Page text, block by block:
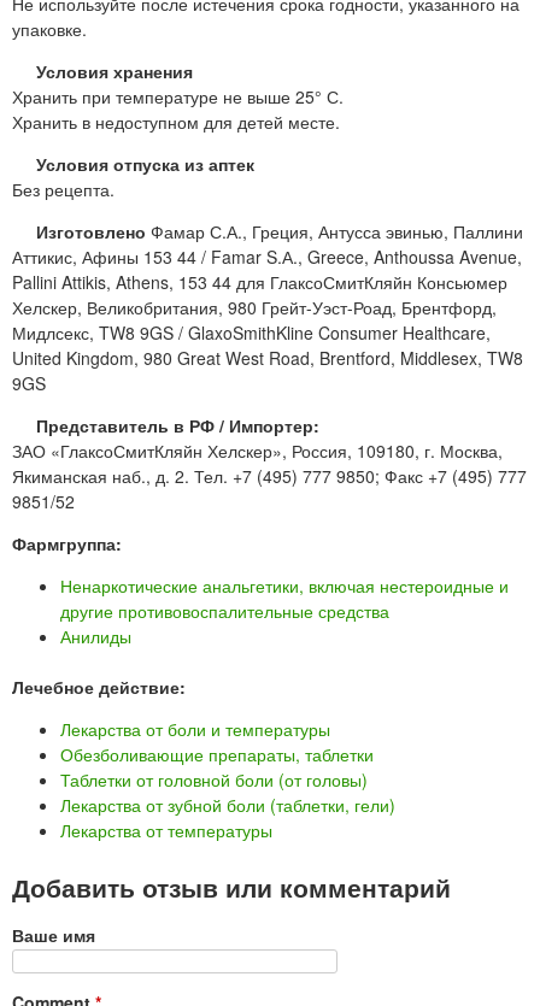
упаковке.
Условия хранения
Хранить при температуре не выше 25° С.
Хранить в недоступном для детей месте.
Условия отпуска из аптек
Без рецепта.
Изготовлено Фамар С.А., Греция, Антусса эвинью, Паллини
Аттикис, Афины 153 44 / Famar S.А., Greece, Anthoussa Avenue,
Pallini Attikis, Athens, 153 44 для ГлаксоСмитКляйн Консьюмер
Хелскер, Великобритания, 980 Грейт-Уэст-Роад, Брентфорд,
Мидлсекс, TW8 9GS / GlaxoSmithKline Consumer Healthcare,
United Kingdom, 980 Great West Road, Brentford, Middlesex, TW8
9GS
Представитель в РФ / Импортер:
ЗАО «ГлаксоСмитКляйн Хелскер», Россия, 109180, г. Москва,
Якиманская наб., д. 2. Тел. +7 (495) 777 9850; Факс +7 (495) 777
9851/52
Фармгруппа:
Ненаркотические анальгетики, включая нестероидные и
другие противовоспалительные средства
Анилиды
Лечебное действие:
Лекарства от боли и температуры
Обезболивающие препараты, таблетки
Таблетки от головной боли (от головы)
Лекарства от зубной боли (таблетки, гели)
Лекарства от температуры
Добавить отзыв или комментарий
Ваше имя